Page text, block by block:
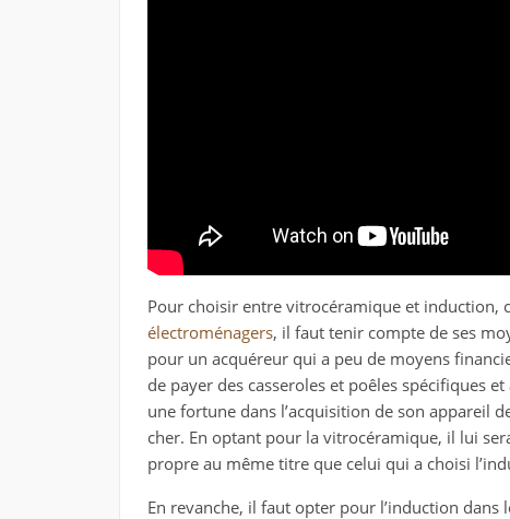
Pour choisir entre vitrocéramique et induction,
électroménagers, il faut tenir compte de ses
pour un acquéreur qui a peu de moyens
de payer des casseroles et poêles spécifiques
une fortune dans l’acquisition de son appareil
cher. En optant pour la vitrocéramique, il lui
propre au même titre que celui qui a choisi
En revanche, il faut opter pour l’induction